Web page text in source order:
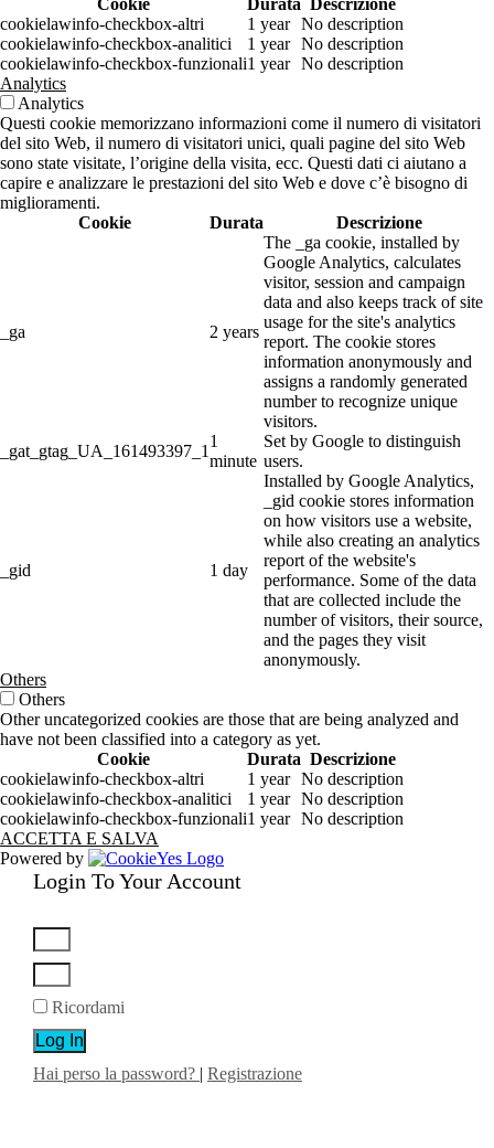
cookielawinfo-checkbox-altri
1 year No description
cookielawinfo-checkbox-analitici
1 year No description
cookielawinfo-checkbox-funzionali1 year No description
Analytics
Analytics
Questi cookie memorizzano informazioni come il numero di visitatori
del sito Web, il numero di visitatori unici, quali pagine del sito Web
sono state visitate, l’origine della visita, ecc. Questi dati ci aiutano a
capire e analizzare le prestazioni del sito Web e dove c’è bisogno di
miglioramenti.
Cookie
Durata Descrizione
_ga 2 years
The _ga cookie, installed by
Google Analytics, calculates
visitor, session and campaign
data and also keeps track of site
usage for the site's analytics
report. The cookie stores
information anonymously and
assigns a randomly generated
number to recognize unique
visitors.
_gat_gtag_UA_161493397_1
1
minute
Set by Google to distinguish
users.
_gid 1 day
Installed by Google Analytics,
_gid cookie stores information
on how visitors use a website,
while also creating an analytics
report of the website's
performance. Some of the data
that are collected include the
number of visitors, their source,
and the pages they visit
anonymously.
Others
Others
Other uncategorized cookies are those that are being analyzed and
have not been classified into a category as yet.
Cookie
Durata Descrizione
cookielawinfo-checkbox-altri
1 year No description
cookielawinfo-checkbox-analitici
1 year No description
cookielawinfo-checkbox-funzionali1 year No description
ACCETTA E SALVA
Powered by
Login To Your Account
Ricordami
Log In
Hai perso la password? | Registrazione